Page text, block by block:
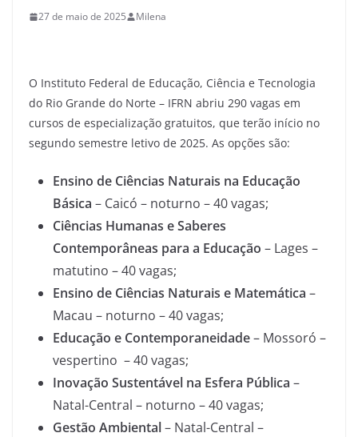
27 de maio de 2025 Milena
O Instituto Federal de Educação, Ciência e Tecnologia
do Rio Grande do Norte – IFRN abriu 290 vagas em
cursos de especialização gratuitos, que terão início no
segundo semestre letivo de 2025. As opções são:
Ensino de Ciências Naturais na Educação
Básica – Caicó – noturno – 40 vagas;
Ciências Humanas e Saberes
Contemporâneas para a Educação – Lages –
matutino – 40 vagas;
Ensino de Ciências Naturais e Matemática –
Macau – noturno – 40 vagas;
Educação e Contemporaneidade– Mossoró –
vespertino – 40 vagas;
Inovação Sustentável na Esfera Pública –
Natal-Central – noturno – 40 vagas;
Gestão Ambiental– Natal-Central –